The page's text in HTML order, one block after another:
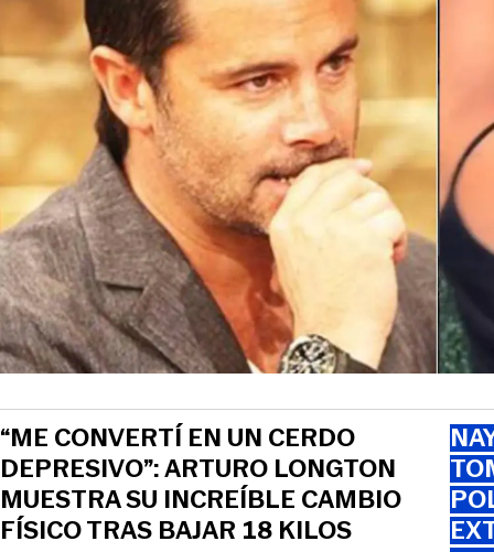
“ME CONVERTÍ EN UN CERDO
DEPRESIVO”: ARTURO LONGTON
MUESTRA SU INCREÍBLE CAMBIO
FÍSICO TRAS BAJAR 18 KILOS